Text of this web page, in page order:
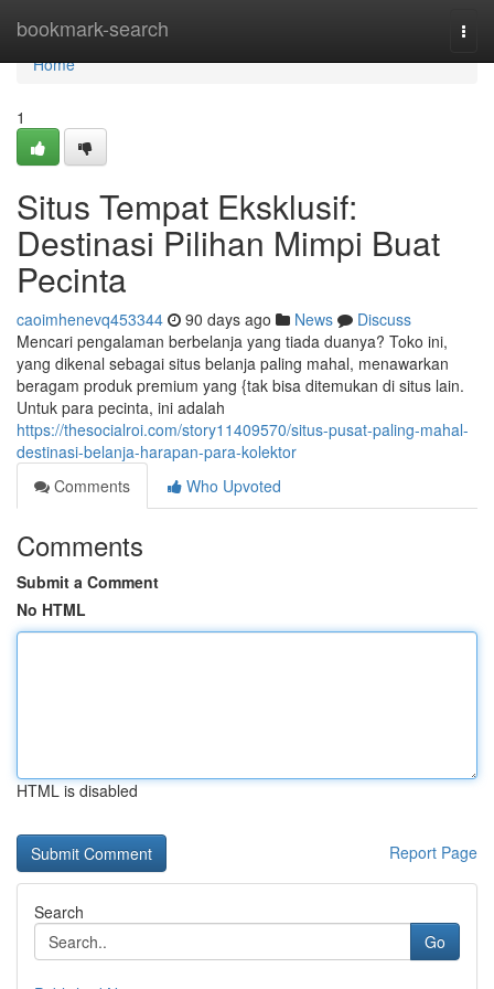
bookmark-search
Home
Home
1
Situs Tempat Eksklusif:
Destinasi Pilihan Mimpi Buat
Pecinta
caoimhenevq453344 90 days ago News
Discuss
Mencari pengalaman berbelanja yang tiada duanya? Toko ini,
yang dikenal sebagai situs belanja paling mahal, menawarkan
beragam produk premium yang {tak bisa ditemukan di situs lain.
Untuk para pecinta, ini adalah
https://thesocialroi.com/story11409570/situs-pusat-paling-mahal-
destinasi-belanja-harapan-para-kolektor
Comments
Who Upvoted
Comments
Submit a Comment
No HTML
HTML is disabled
Report Page
Search
Go